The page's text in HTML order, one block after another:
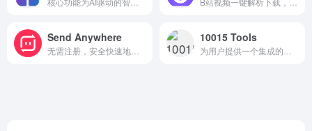
Send Anywhere 10015 Tools